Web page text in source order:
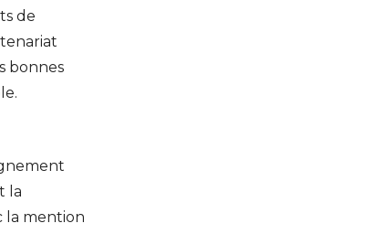
de
bonnes
la
la mention